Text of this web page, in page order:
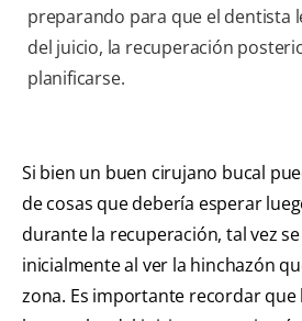
preparando para que el dentista
del juicio, la recuperación
planificarse.
Si bien un buen cirujano bucal
de cosas que debería esperar
durante la recuperación, tal vez
inicialmente al ver la hinchazón
zona. Es importante recordar que